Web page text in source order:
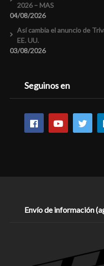
2026 – MAS
04/08/2026
Así cambia el anuncio de
EE. UU.
03/08/2026
Seguinos en
Envío de información